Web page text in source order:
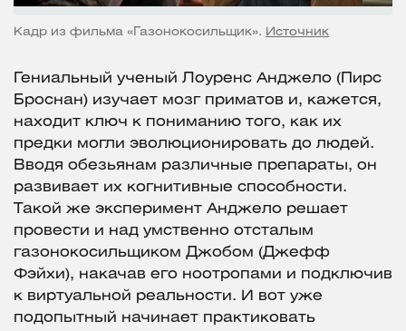
Кадр из фильма «Газонокосильщик». Источник
Гениальный ученый Лоуренс Анджело (Пирс
Броснан) изучает мозг приматов и, кажется,
находит ключ к пониманию того, как их
предки могли эволюционировать до людей.
Вводя обезьянам различные препараты, он
развивает их когнитивные способности.
Такой же эксперимент Анджело решает
провести и над умственно отсталым
газонокосильщиком Джобом (Джефф
Фэйхи), накачав его ноотропами и подключив
к виртуальной реальности. И вот уже
подопытный начинает практиковать